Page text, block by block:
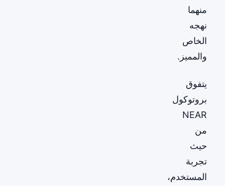
منهما
نهجه
الخاص
والمميز.
يتفوق
بروتوكول
NEAR
من
حيث
تجربة
المستخدم،